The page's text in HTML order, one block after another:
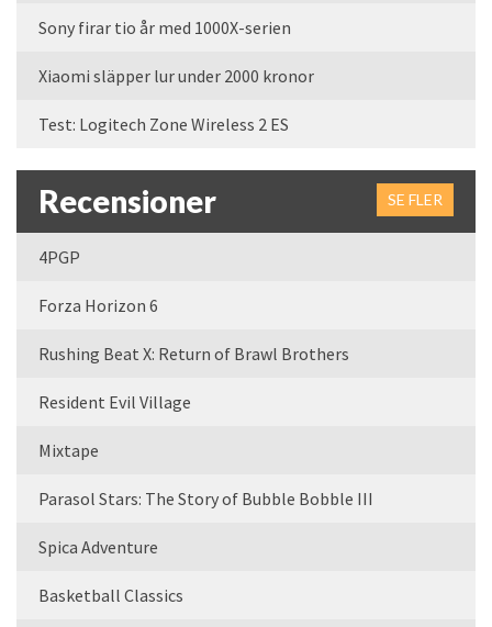
Sony firar tio år med 1000X-serien
Xiaomi släpper lur under 2000 kronor
Test: Logitech Zone Wireless 2 ES
Recensioner SE FLER
4PGP
Forza Horizon 6
Rushing Beat X: Return of Brawl Brothers
Resident Evil Village
Mixtape
Parasol Stars: The Story of Bubble Bobble III
Spica Adventure
Basketball Classics